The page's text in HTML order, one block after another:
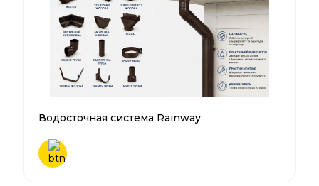
Водосточная система Rainway